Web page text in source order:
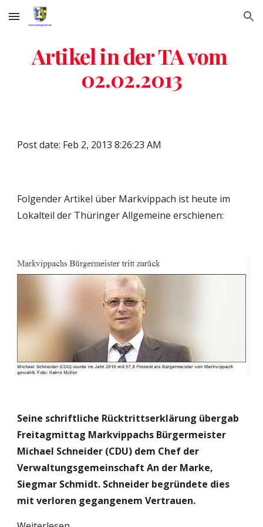
Skip to main content Skip to navigation
Artikel in der TA vom
02.02.2013
Post date: Feb 2, 2013 8:26:23 AM
Folgender Artikel über Markvippach ist heute im
Lokalteil der Thüringer Allgemeine erschienen:
Seine schriftliche Rücktrittserklärung übergab
Freitagmittag Markvippachs Bürgermeister
Michael Schneider (CDU) dem Chef der
Verwaltungsgemeinschaft An der Marke,
Siegmar Schmidt. Schneider begründete dies
mit verloren gegangenem Vertrauen.